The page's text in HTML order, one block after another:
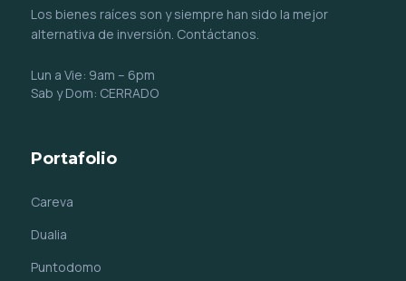
Los bienes raíces son y siempre han sido la mejor
alternativa de inversión. Contáctanos.
Lun a Vie: 9am – 6pm
Sab y Dom: CERRADO
Portafolio
Careva
Dualia
Puntodomo